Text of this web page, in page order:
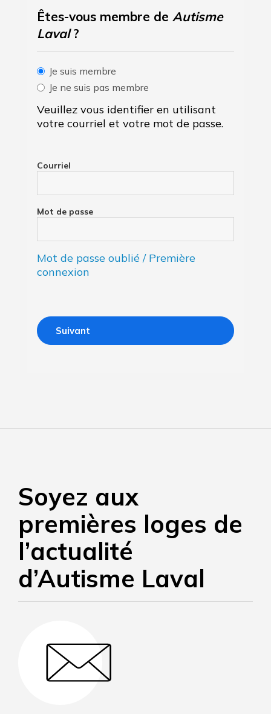
Êtes-vous membre de Autisme
Laval?
Je suis membre
Je ne suis pas membre
Veuillez vous identifier en utilisant
votre courriel et votre mot de passe.
Courriel
Mot de passe
Mot de passe oublié / Première
connexion
Soyez aux
premières loges de
l’actualité
d’Autisme Laval